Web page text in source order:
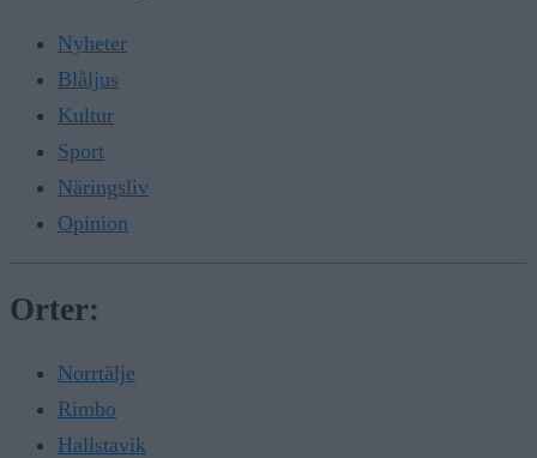
Nyheter
Blåljus
Kultur
Sport
Näringsliv
Opinion
Orter:
Norrtälje
Rimbo
Hallstavik